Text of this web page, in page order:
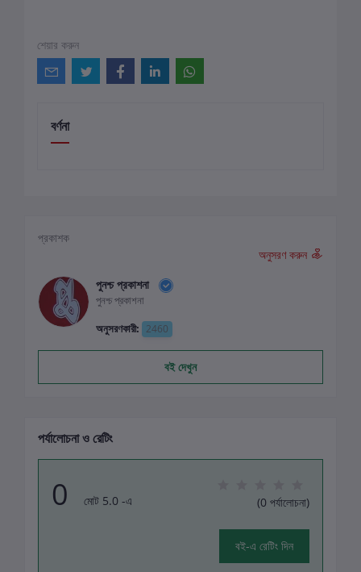
শেয়ার করুন
বর্ণনা
প্রকাশক
অনুসরণ করুন
পুনশ্চ প্রকাশনা
পুনশ্চ প্রকাশনা
অনুসরণকারী: 2460
বই দেখুন
পর্যালোচনা ও রেটিং
0 মোট 5.0 -এ (0 পর্যালোচনা)
বই-এ রেটিং দিন